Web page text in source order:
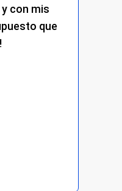
con mis
que